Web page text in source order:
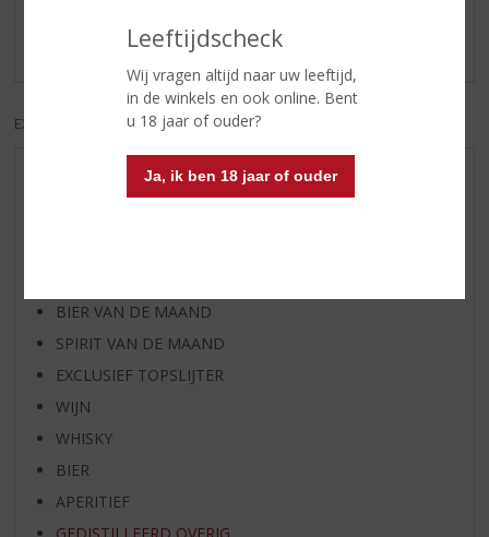
Leeftijdscheck
Wij vragen altijd naar uw leeftijd,
in de winkels en ook online. Bent
u 18 jaar of ouder?
Ja, ik ben 18 jaar of ouder
Er zijn nog geen reviews geplaatst voor dit product
EXCL. BTW INCL. BTW
AANBIEDINGEN
BIER VAN DE MAAND
SPIRIT VAN DE MAAND
EXCLUSIEF TOPSLIJTER
WIJN
WHISKY
BIER
APERITIEF
GEDISTILLEERD OVERIG